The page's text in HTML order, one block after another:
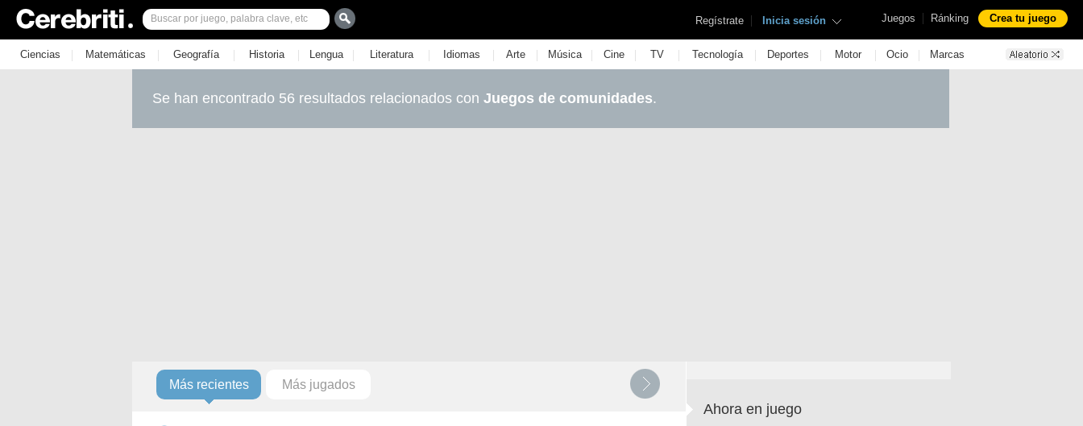
Juegos | Ránking Crea tu juego
Regístrate | Inicia sesión
Ciencias | Matemáticas | Geografía | Historia | Lengua | Literatura | Idiomas | Arte | Música | Cine | TV | Tecnología | Deportes | Motor | Ocio | Marcas
Se han encontrado 56 resultados relacionados con Juegos de comunidades.
Más recientes Más jugados
Ahora en juego